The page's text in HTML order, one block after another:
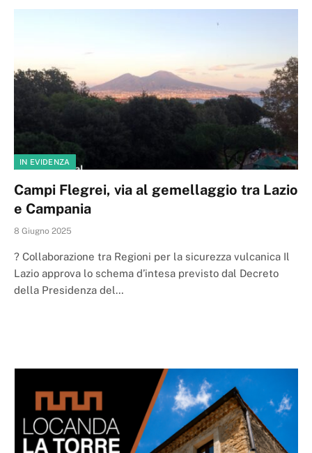
IN EVIDENZA
Campi Flegrei, via al gemellaggio tra Lazio
e Campania
8 Giugno 2025
? Collaborazione tra Regioni per la sicurezza vulcanica Il
Lazio approva lo schema d’intesa previsto dal Decreto
della Presidenza del…